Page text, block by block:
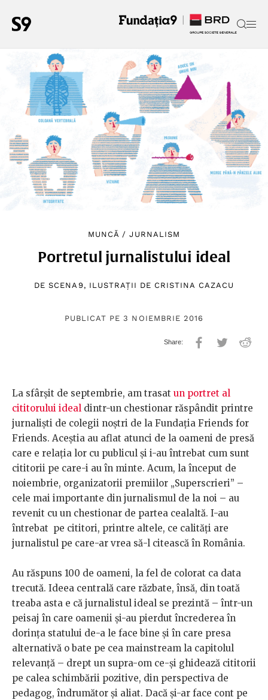
MUNCĂ /JURNALISM
Portretul jurnalistului ideal
DESCENA9, ILUSTRAȚII DE CRISTINA CAZACU
PUBLICAT PE 3 NOIEMBRIE 2016
La sfârșit de septembrie, am trasat un portret al
cititorului ideal dintr-un chestionar răspândit printre
jurnalişti de colegii noștri de la Fundaţia Friends for
Friends. Aceştia au aflat atunci de la oameni de presă
care e relația lor cu publicul și i-au întrebat cum sunt
cititorii pe care-i au în minte. Acum, la început de
noiembrie, organizatorii premiilor „Superscrieri” –
cele mai importante din jurnalismul de la noi – au
revenit cu un chestionar de partea cealaltă. I-au
întrebat pe cititori, printre altele, ce calități are
jurnalistul pe care-ar vrea să-l citească în România.
Au răspuns 100 de oameni, la fel de colorat ca data
trecută. Ideea centrală care răzbate, însă, din toată
treaba asta e că jurnalistul ideal se prezintă – într-un
peisaj în care oamenii și-au pierdut încrederea în
dorința statului de-a le face bine şi în care presa
alternativă o bate pe cea mainstream la capitolul
relevanţă – drept un supra-om ce-și ghidează cititorii
pe calea schimbării pozitive, din perspectiva de
pedagog, îndrumător și aliat. Dacă şi-ar face cont pe